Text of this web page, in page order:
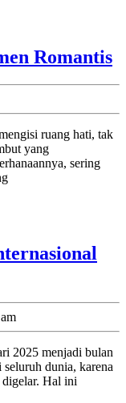
Romantis
yang
sering
dunia, karena
digelar. Hal ini